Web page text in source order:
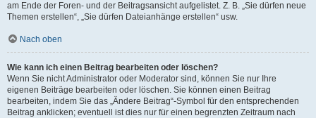
am Ende der Foren- und der Beitragsansicht aufgelistet. Z. B. „Sie dürfen neue
Themen erstellen“, „Sie dürfen Dateianhänge erstellen“ usw.
Nach oben
Wie kann ich einen Beitrag bearbeiten oder löschen?
Wenn Sie nicht Administrator oder Moderator sind, können Sie nur Ihre
eigenen Beiträge bearbeiten oder löschen. Sie können einen Beitrag
bearbeiten, indem Sie das „Ändere Beitrag“-Symbol für den entsprechenden
Beitrag anklicken; eventuell ist dies nur für einen begrenzten Zeitraum nach